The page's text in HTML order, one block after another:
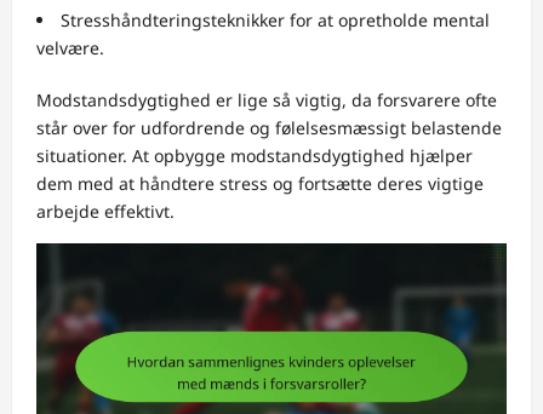
Stresshåndteringsteknikker for at opretholde mental
velvære.
Modstandsdygtighed er lige så vigtig, da forsvarere ofte
står over for udfordrende og følelsesmæssigt belastende
situationer. At opbygge modstandsdygtighed hjælper
dem med at håndtere stress og fortsætte deres vigtige
arbejde effektivt.